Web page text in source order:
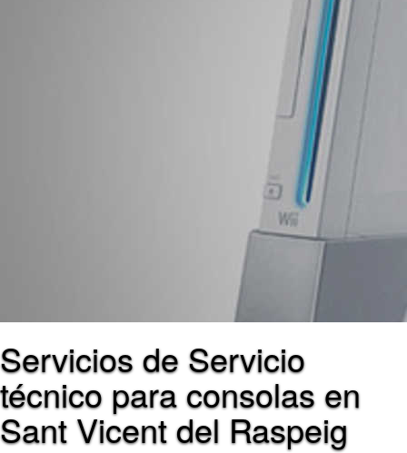
Servicios de Servicio
técnico para consolas en
Sant Vicent del Raspeig